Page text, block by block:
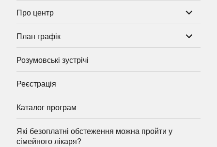
Про центр
підменю
План графік
підменю
Розумовські зустрічі
Реєстрація
Каталог програм
Які безоплатні обстеження можна пройти у
сімейного лікаря?